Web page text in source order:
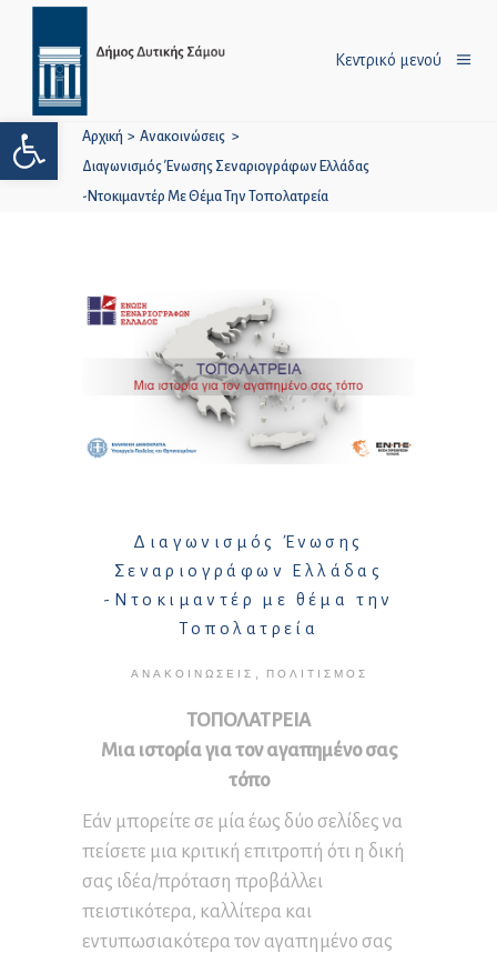
Ανοίξτε τη γραμμή εργαλείων
Κεντρικό μενού
Αρχική > Ανακοινώσεις >
Διαγωνισμός Ένωσης Σεναριογράφων Ελλάδας
-Ντοκιμαντέρ Με Θέμα Την Τοπολατρεία
Διαγωνισμός Ένωσης
Σεναριογράφων Ελλάδας
-Ντοκιμαντέρ με θέμα την
Τοπολατρεία
ΑΝΑΚΟΙΝΏΣΕΙΣ ΠΟΛΙΤΙΣΜΌΣ
ΤΟΠΟΛΑΤΡΕΙΑ
Μια ιστορία για τον αγαπημένο σας
τόπο
Εάν μπορείτε σε μία έως δύο σελίδες να
πείσετε μια κριτική επιτροπή ότι η δική
σας ιδέα/πρόταση προβάλλει
πειστικότερα, καλλίτερα και
εντυπωσιακότερα τον αγαπημένο σας